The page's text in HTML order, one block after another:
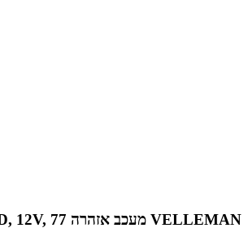
VELLEMAN מעכב אזהרה LED, 12V, 77 מ״מ, ענבר